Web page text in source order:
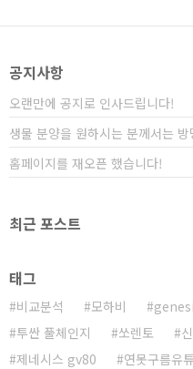
과 센터패시아..
공지사항
오랜만에 공지로 인사드립니다!
생물 분양을 원하시는 분께서는
홈페이지를 재오픈 했습니다!
최근 포스트
태그
비교분석 모하비
투싼 풀체인지
쏘렌토
제네시스 gv80
연못구름유